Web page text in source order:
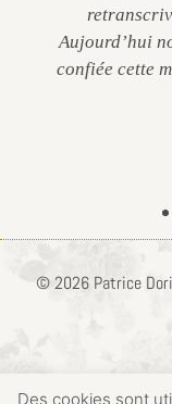
Aujourd’hui
confiée cette
© 2026 Patrice
Des cookies sont